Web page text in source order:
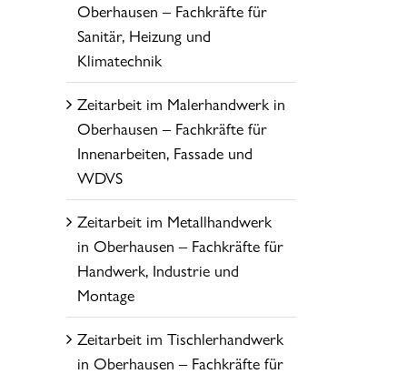
Oberhausen – Fachkräfte für
Sanitär, Heizung und
Klimatechnik
Zeitarbeit im Malerhandwerk in
Oberhausen – Fachkräfte für
Innenarbeiten, Fassade und
WDVS
Zeitarbeit im Metallhandwerk
in Oberhausen – Fachkräfte für
Handwerk, Industrie und
Montage
Zeitarbeit im Tischlerhandwerk
in Oberhausen – Fachkräfte für